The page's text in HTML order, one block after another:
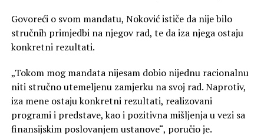
Govoreći o svom mandatu, Noković ističe da nije bilo
stručnih primjedbi na njegov rad, te da iza njega ostaju
konkretni rezultati.
„Tokom mog mandata nijesam dobio nijednu racionalnu
niti stručno utemeljenu zamjerku na svoj rad. Naprotiv,
iza mene ostaju konkretni rezultati, realizovani
programi i predstave, kao i pozitivna mišljenja u vezi sa
finansijskim poslovanjem ustanove“, poručio je.